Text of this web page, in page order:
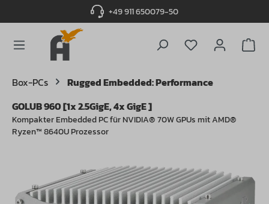
+49 911 650079-50
Du hast 0
Box-PCs
Rugged Embedded: Performance
GOLUB 960 [1x 2.5GigE, 4x GigE ]
Kompakter Embedded PC für NVIDIA® 70W GPUs mit AMD®
Ryzen™ 8640U Prozessor
Bildergalerie überspringen